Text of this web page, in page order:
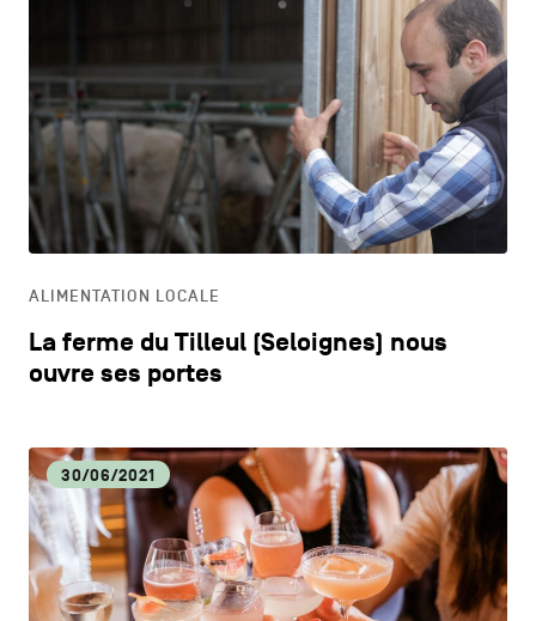
ALIMENTATION LOCALE
La ferme du Tilleul (Seloignes) nous
ouvre ses portes
30/06/2021